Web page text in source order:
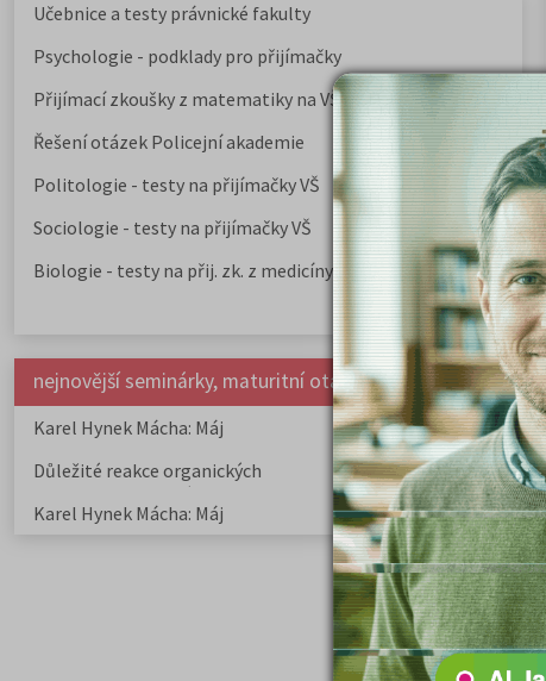
Učebnice a testy právnické fakulty
Psychologie - podklady pro přijímačky
Přijímací zkoušky z matematiky na VŠE Praha
Řešení otázek Policejní akademie
Politologie - testy na přijímačky VŠ
Sociologie - testy na přijímačky VŠ
Biologie - testy na přij. zk. z medicíny
nejnovější seminárky, maturitní otázky a čtenářsky deník
Karel Hynek Mácha: Máj
Karel Havlíček
elegie
Důležité reakce organických
sloučenin a jejich význam
Zákonitosti v
Karel Hynek Mácha: Máj
Karel Havlíček
elegie